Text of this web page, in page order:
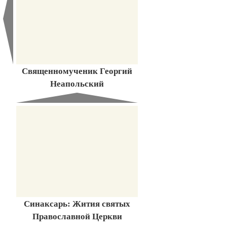
Священномученик Георгий
Неапольский
Синаксарь: Жития святых
Православной Церкви